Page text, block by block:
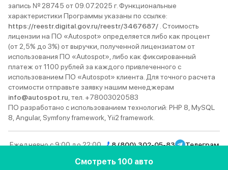
Смотреть 100 авто
запись № 28745 от 09.07.2025 г. Функциональные
характеристики Программы указаны по ссылке:
https://reestr.digital.gov.ru/reestr/3467687/ . Стоимость
лицензии на ПО «Autospot» определяется либо как процент
(от 2,5% до 3%) от выручки, полученной лицензиатом от
использования ПО «Autospot», либо как фиксированный
платеж от 1100 рублей за каждого привлеченного с
использованием ПО «Autospot» клиента. Для точного расчета
стоимости отправьте заявку нашим менеджерам
info@autospot.ru , тел. +78003020583
ПО разработано с использованием технологий: PHP 8, MySQL
8, Angular, Symfony framework, Yii2 framework.
Ежедневно с 9:00 до 22:00 8 (800) 302-05-83
Телеграм
© 2013–2026 Autospot